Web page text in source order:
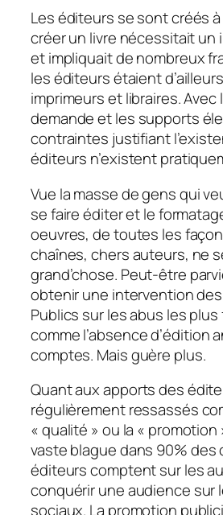
Les éditeurs se sont créés
créer un livre nécessitait
et impliquait de nombreux
les éditeurs étaient
imprimeurs et libraires. Avec
demande et les supports
contraintes justifiant
éditeurs n’existent
Vue la masse de gens qui
se faire éditer et le
oeuvres, de toutes les
chaînes, chers auteurs, ne
grand’chose. Peut-être
obtenir une intervention
Publics sur les abus les
comme l’absence d’édition
comptes. Mais guère plus.
Quant aux apports des
régulièrement ressassés
« qualité » ou la « promotion
vaste blague dans 90% des
éditeurs comptent sur les
conquérir une audience sur
sociaux. La promotion